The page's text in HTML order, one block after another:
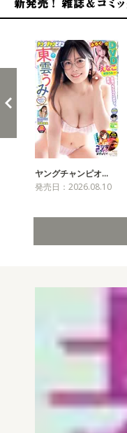
ヤングチャンピオ…
発売日：2026.08.10